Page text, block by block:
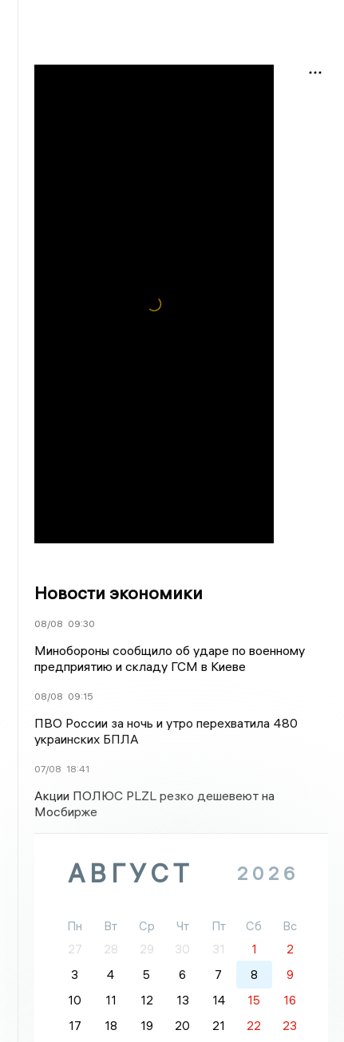
Новости экономики
08/08 09:30
Минобороны сообщило об ударе по военному
предприятию и складу ГСМ в Киеве
08/08 09:15
ПВО России за ночь и утро перехватила 480
украинских БПЛА
07/08 18:41
Акции ПОЛЮС PLZL резко дешевеют на
Мосбирже
АВГУСТ 2026
Пн Вт Ср Чт Пт Сб
Вс
27
28 29 30 31 1
2
3
4 5 6 7 8
9
10
11 12 13 14 15
16
17
18 19 20 21 22
23